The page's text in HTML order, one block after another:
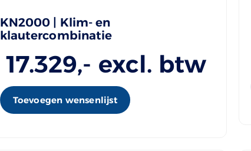
KN2000 | Klim- en
klautercombinatie
17.329,- excl. btw
Toevoegen wensenlijst